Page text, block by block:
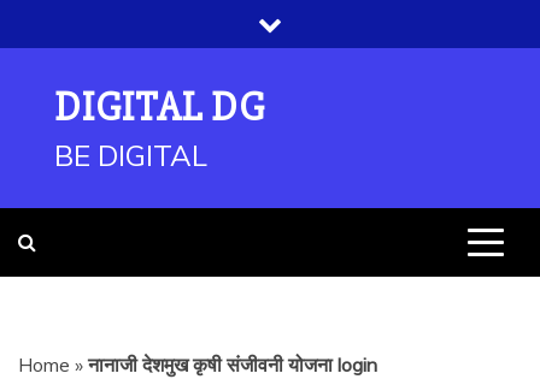
to
DIGITAL DG
BE DIGITAL
Home »नानाजी देशमुख कृषी संजीवनी योजना login